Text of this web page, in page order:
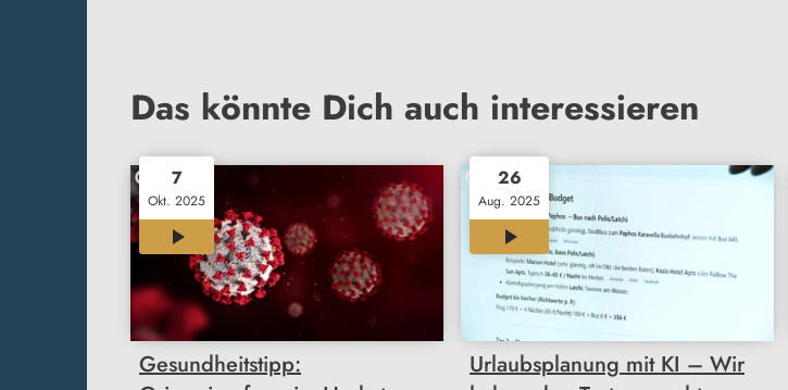
Das könnte Dich auch interessieren
7
Okt. 2025
01:53
Gesundheitstipp:
26
Aug. 2025
03:45
Urlaubsplanung mit KI – Wir